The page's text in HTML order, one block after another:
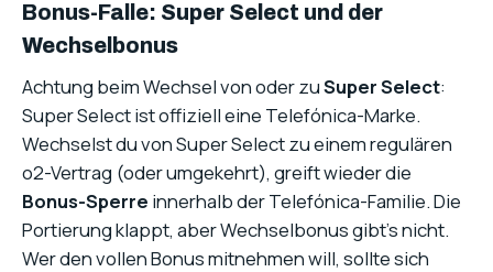
Bonus-Falle: Super Select und der
Wechselbonus
Achtung beim Wechsel von oder zuSuper Select:
Super Select ist offiziell eine Telefónica-Marke.
Wechselst du von Super Select zu einem regulären
o2-Vertrag (oder umgekehrt), greift wieder die
Bonus-Sperre innerhalb der Telefónica-Familie. Die
Portierung klappt, aber Wechselbonus gibt’s nicht.
Wer den vollen Bonus mitnehmen will, sollte sich